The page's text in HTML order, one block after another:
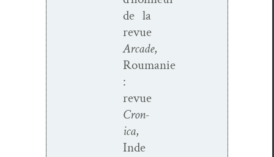
de la
revue
Arcade,
Roumanie
:
revue
Cron­
i­ca,
Inde